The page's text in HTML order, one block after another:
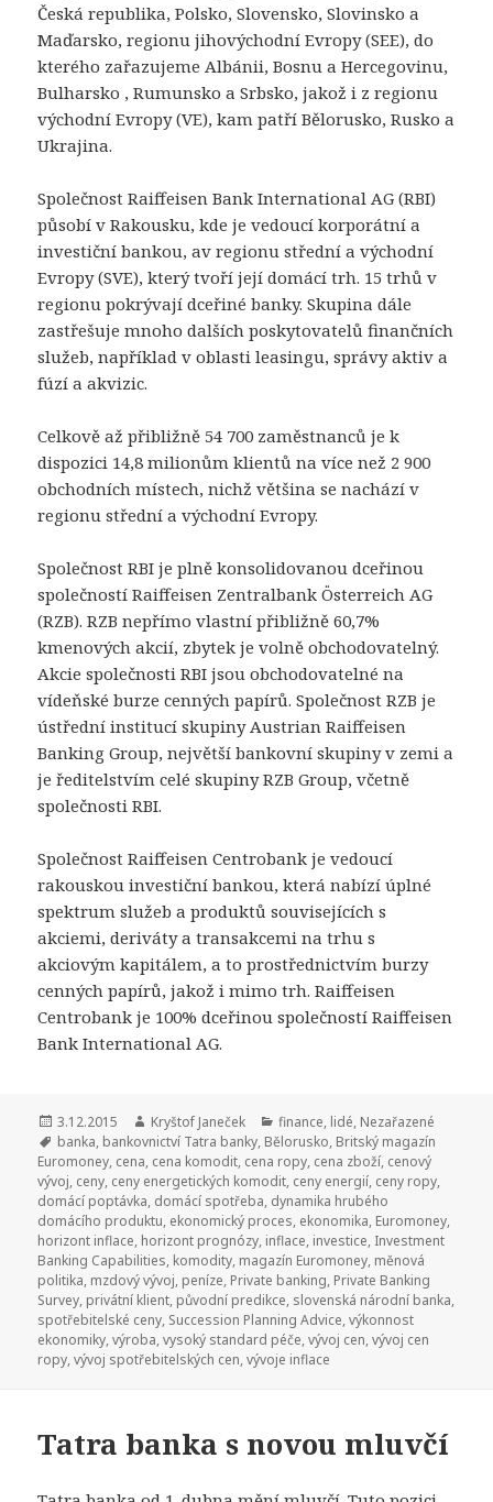
Česká republika, Polsko, Slovensko, Slovinsko a
Maďarsko, regionu jihovýchodní Evropy (SEE), do
kterého zařazujeme Albánii, Bosnu a Hercegovinu,
Bulharsko , Rumunsko a Srbsko, jakož i z regionu
východní Evropy (VE), kam patří Bělorusko, Rusko a
Ukrajina.
Společnost Raiffeisen Bank International AG (RBI)
působí v Rakousku, kde je vedoucí korporátní a
investiční bankou, av regionu střední a východní
Evropy (SVE), který tvoří její domácí trh. 15 trhů v
regionu pokrývají dceřiné banky. Skupina dále
zastřešuje mnoho dalších poskytovatelů finančních
služeb, například v oblasti leasingu, správy aktiv a
fúzí a akvizic.
Celkově až přibližně 54 700 zaměstnanců je k
dispozici 14,8 milionům klientů na více než 2 900
obchodních místech, nichž většina se nachází v
regionu střední a východní Evropy.
Společnost RBI je plně konsolidovanou dceřinou
společností Raiffeisen Zentralbank Österreich AG
(RZB). RZB nepřímo vlastní přibližně 60,7%
kmenových akcií, zbytek je volně obchodovatelný.
Akcie společnosti RBI jsou obchodovatelné na
vídeňské burze cenných papírů. Společnost RZB je
ústřední institucí skupiny Austrian Raiffeisen
Banking Group, největší bankovní skupiny v zemi a
je ředitelstvím celé skupiny RZB Group, včetně
společnosti RBI.
Společnost Raiffeisen Centrobank je vedoucí
rakouskou investiční bankou, která nabízí úplné
spektrum služeb a produktů souvisejících s
akciemi, deriváty a transakcemi na trhu s
akciovým kapitálem, a to prostřednictvím burzy
cenných papírů, jakož i mimo trh. Raiffeisen
Centrobank je 100% dceřinou společností Raiffeisen
Bank International AG.
Publikováno:
3.12.2015 Autor:
Kryštof Janeček Rubriky:
finance, lidé, Nezařazené
Štítky:
banka, bankovnictví Tatra banky, Bělorusko, Britský magazín
Euromoney, cena, cena komodit, cena ropy, cena zboží, cenový
vývoj, ceny, ceny energetických komodit, ceny energií, ceny ropy,
domácí poptávka, domácí spotřeba, dynamika hrubého
domácího produktu, ekonomický proces, ekonomika, Euromoney,
horizont inflace, horizont prognózy, inflace, investice, Investment
Banking Capabilities, komodity, magazín Euromoney, měnová
politika, mzdový vývoj, peníze, Private banking, Private Banking
Survey, privátní klient, původní predikce, slovenská národní banka,
spotřebitelské ceny, Succession Planning Advice,výkonnost
ekonomiky,výroba,vysoký standard péče,vývoj cen,vývoj cen
ropy,vývoj spotřebitelských cen,vývoje inflace
Tatra banka s novou mluvčí